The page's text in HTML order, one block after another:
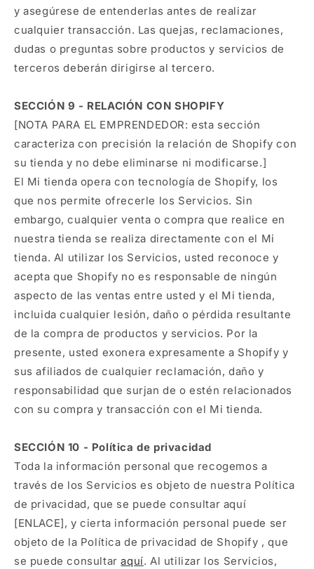
y asegúrese de entenderlas antes de realizar
cualquier transacción. Las quejas, reclamaciones,
dudas o preguntas sobre productos y servicios de
terceros deberán dirigirse al tercero.
SECCIÓN 9 - RELACIÓN CON SHOPIFY
[NOTA PARA EL EMPRENDEDOR: esta sección
caracteriza con precisión la relación de Shopify con
su tienda y no debe eliminarse ni modificarse.]
El Mi tienda opera con tecnología de Shopify, los
que nos permite ofrecerle los Servicios. Sin
embargo, cualquier venta o compra que realice en
nuestra tienda se realiza directamente con el Mi
tienda. Al utilizar los Servicios, usted reconoce y
acepta que Shopify no es responsable de ningún
aspecto de las ventas entre usted y el Mi tienda,
incluida cualquier lesión, daño o pérdida resultante
de la compra de productos y servicios. Por la
presente, usted exonera expresamente a Shopify y
sus afiliados de cualquier reclamación, daño y
responsabilidad que surjan de o estén relacionados
con su compra y transacción con el Mi tienda.
SECCIÓN 10 - Política de privacidad
Toda la información personal que recogemos a
través de los Servicios es objeto de nuestra Política
de privacidad, que se puede consultar aquí
[ENLACE], y cierta información personal puede ser
objeto de la Política de privacidad de Shopify , que
se puede consultaraquí. Al utilizar los Servicios,